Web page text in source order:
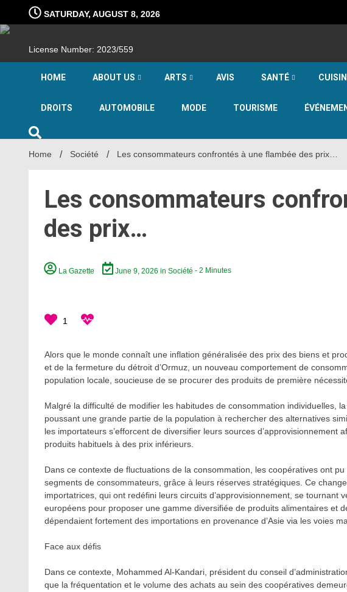
content
SATURDAY, AUGUST 8, 2026
License Number: 2023/559
HOME ABOUT US ARTS AVIS SANTÉ
DROITS AUTOMOBILE MODE TOURISME
Home Société Les consommateurs confrontés à une flambée des prix…
Les consommateurs
des prix…
La Gazette June 9, 2026inSociété - 2 Minutes
1
Alors que le monde connaît une inflation généralisée des prix des biens et
et de la fermeture du détroit d’Ormuz, un nouveau comportement de
population locale, soucieuse de se procurer des produits de première
Malgré la difficulté de modifier les habitudes de consommation individuelles,
poussant une grande partie de la population à rechercher des alternatives
les importateurs s’efforcent de diversifier leurs sources d’approvisionnement
produits habituels à des prix inférieurs.
Dans ce contexte de fluctuations de la consommation, les coopératives ont
segments de consommateurs, grâce à leurs réserves stratégiques. Ce
importatrices, qui ont redéfini leurs circuits d’approvisionnement, se tournant
européens pour proposer une gamme diversifiée de produits alimentaires et
dépendaient fortement des importations en provenance d’Asie via les voies
Face aux défis
Dans ce contexte, Mohammed Al-Kandari, président du conseil
que la fréquentation et le volume des achats au sein des coopératives